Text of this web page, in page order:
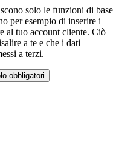
solo le funzioni di base
per esempio di inserire i
al tuo account cliente. Ciò
a te e che i dati
a terzi.
obbligatori